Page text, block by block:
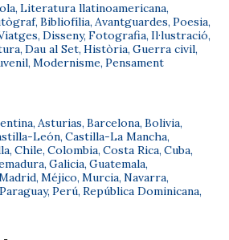
, Literatura llatinoamericana,
, Bibliofília, Avantguardes, Poesia,
, Disseny, Fotografia, Il·lustració,
, Dau al Set, Història, Guerra civil,
, Modernisme, Pensament
, Asturias, Barcelona, Bolivia,
León, Castilla-La Mancha,
, Chile, Colombia, Costa Rica, Cuba,
, Galicia, Guatemala,
, Méjico, Murcia, Navarra,
Paraguay, Perú, República Dominicana,